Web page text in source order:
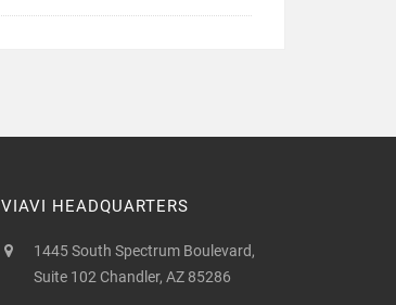
VIAVI HEADQUARTERS
1445 South Spectrum Boulevard,
Suite 102 Chandler, AZ 85286